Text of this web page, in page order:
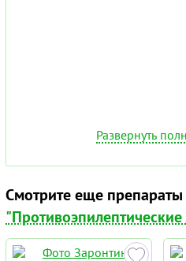
Развернуть
Смотрите еще препараты
"Противоэпилептические